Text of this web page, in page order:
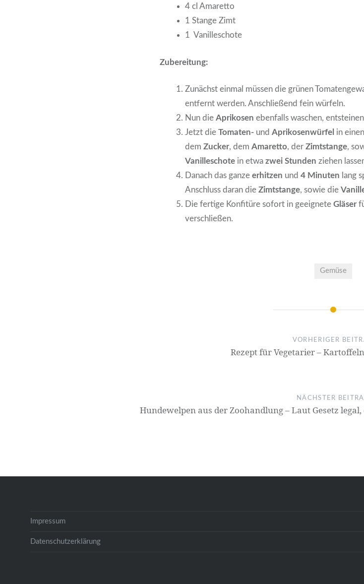
4 cl Amaretto
1 Stange Zimt
1 Vanilleschote
Zubereitung:
Zunächst einmal müssen die grünen
entfernt werden. Anschließend fein würfeln.
Nun die Aprikosen ebenfalls waschen,
Jetzt die Tomaten- und Aprikosenwürfel in
dem Zucker, dem Amaretto, der Zimtstange,
Vanilleschote in etwa zwei Stunden ziehen
Danach das ganze erhitzen und 4 Minuten lang
Anschluss daran die Zimtstange, sowie die
Die fertige Konfitüre sofort in geeignete Gläser
verschließen.
Gemüse
VORHERIGER
Rezept für Vegetarier –
NÄCHSTER
Hundewelpen aus der Zoohandlung – Laut Gesetz
Impressum
Datenschutzerklärung